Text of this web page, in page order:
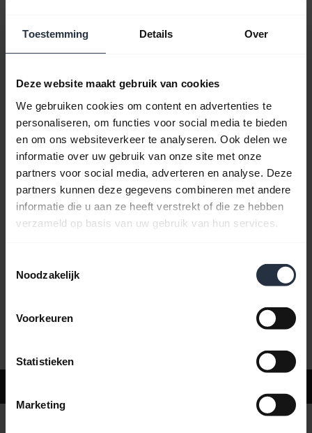
Toestemming Details Over
Deze website maakt gebruik van cookies
We gebruiken cookies om content en advertenties te
personaliseren, om functies voor social media te bieden
en om ons websiteverkeer te analyseren. Ook delen we
informatie over uw gebruik van onze site met onze
partners voor social media, adverteren en analyse. Deze
partners kunnen deze gegevens combineren met andere
informatie die u aan ze heeft verstrekt of die ze hebben
verzameld op basis van uw gebruik van hun services.
Noodzakelijk
Voorkeuren
Statistieken
Marketing
Bluetooth-koppelgids
Veelgestelde vragen
Productdocumenten